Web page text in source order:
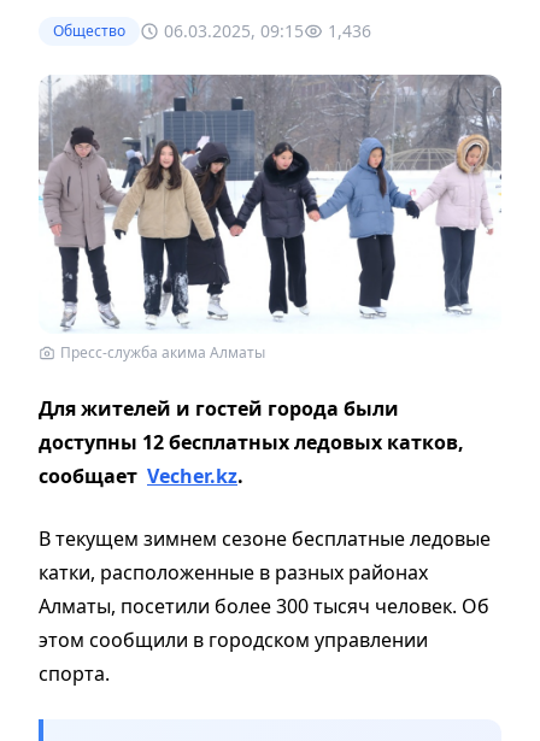
Общество 06.03.2025, 09:15 1,436
Пресс-служба акима Алматы
Для жителей и гостей города были
доступны 12 бесплатных ледовых катков,
сообщает Vecher.kz.
В текущем зимнем сезоне бесплатные ледовые
катки, расположенные в разных районах
Алматы, посетили более 300 тысяч человек. Об
этом сообщили в городском управлении
спорта.